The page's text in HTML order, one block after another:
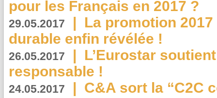
pour les Français en 2017 ?
29.05.2017 | La promotion
durable enfin révélée !
26.05.2017 | L’Eurostar
responsable !
24.05.2017 | C&A sort la “C2C